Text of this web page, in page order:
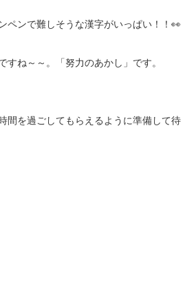
ペンで難しそうな漢字がいっぱい！！👀
すね～～。「努力のあかし」です。
間を過ごしてもらえるように準備して待